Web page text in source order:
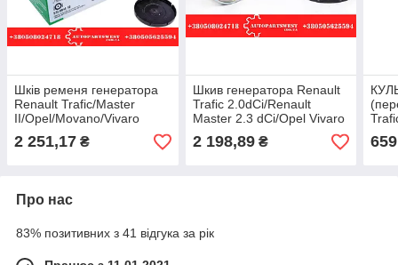
Шків ременя генератора
Renault Trafic/Master
II/Opel/Movano/Vivaro
1.9dCi/2.0 INA
2 251,17 ₴
Шкив генератора Renault
Trafic 2.0dCi/Renault
Master 2.3 dCi/Opel Vivaro
2.0dCi/Opel Movano 2.3
CDTI. 06- INA
2 198,89₴
Про нас
83% позитивних з 41 відгука за рік